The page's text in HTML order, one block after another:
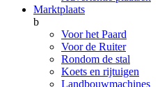
Marktplaats
b
Voor het Paard
Voor de Ruiter
Rondom de stal
Koets en rijtuigen
Landbouwmachines